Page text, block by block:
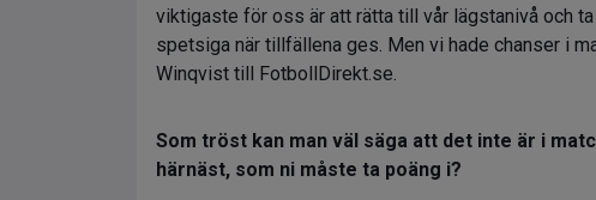
viktigaste för oss är att rätta till vår lägstanivå och
spetsiga när tillfällena ges. Men vi hade chanser i
Winqvist till FotbollDirekt.se.
Som tröst kan man väl säga att det inte är i
härnäst, som ni måste ta poäng i?